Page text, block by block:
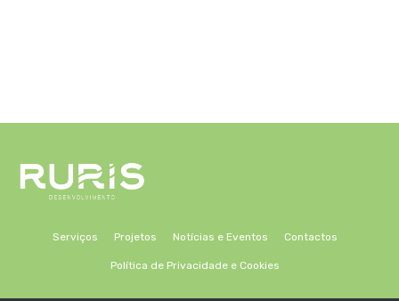
Serviços Projetos Notícias e Eventos Contactos
Política de Privacidade e Cookies